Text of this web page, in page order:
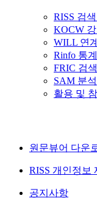
RISS 검
KOCW
WILL 연
Rinfo 통
FRIC 검
SAM 분
활용 및
원문뷰어 다운
RISS 개인정보
공지사항